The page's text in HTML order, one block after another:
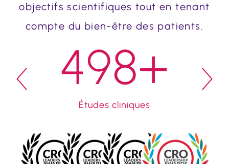
objectifs scientifiques tout en tenant
compte du bien-être des patients.
Études cliniques
500+